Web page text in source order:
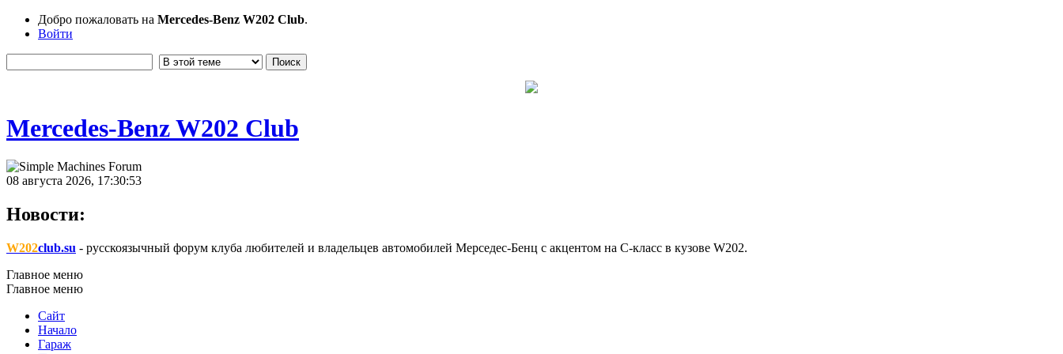
Добро пожаловать на Mercedes-Benz W202 Club.
Войти
Mercedes-Benz W202 Club
08 августа 2026, 17:30:53
Новости:
W202club.su - русскоязычный форум клуба любителей и владельцев автомобилей Мерседес-Бенц с акцентом на C-класс в кузове W202.
Главное меню
Главное меню
Сайт
Начало
Гараж